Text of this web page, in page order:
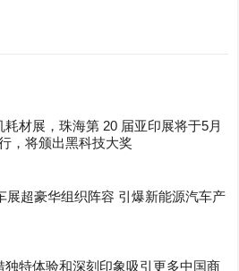
耗材展，珠海第 20 届亚印展将于5月
，将颁出黑科技大奖
展超豪华组织阵容 引爆新能源汽车产
独特体验和深刻印象吸引更多中国商